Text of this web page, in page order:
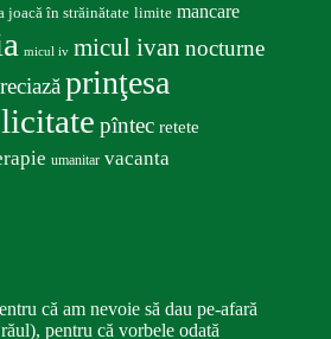
joacă în străinătate limite mancare
micul iv micul ivan nocturne
prinţesa
pîntec retete
umanitar vacanta
că am nevoie să dau pe-afară
pentru că vorbele odată